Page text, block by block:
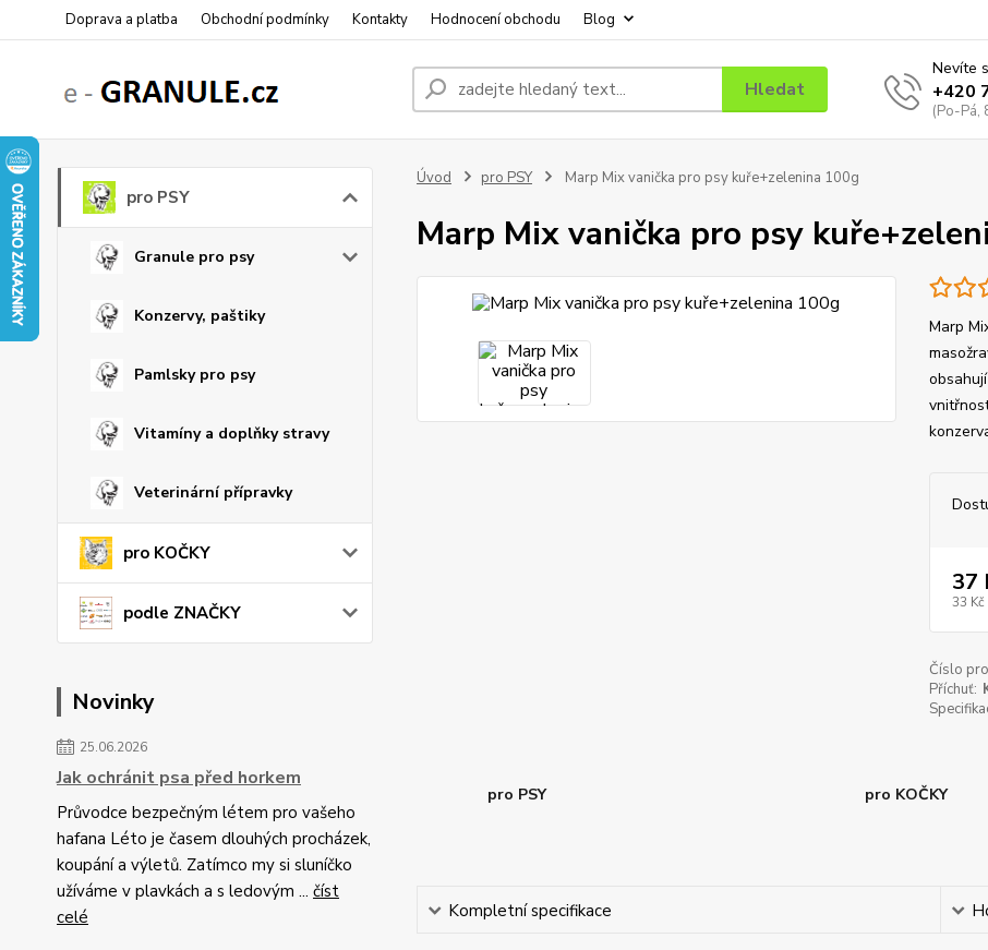
Doprava a platba Obchodní podmínky Kontakty Hodnocení obchodu Blog
Hledat
Nevíte
+420
(Po-Pá,
pro PSY
Granule pro psy
Konzervy, paštiky
Pamlsky pro psy
Vitamíny a doplňky stravy
Veterinární přípravky
pro KOČKY
podle ZNAČKY
Novinky
25.06.2026
Jak ochránit psa před horkem
Průvodce bezpečným létem pro vašeho
hafana Léto je časem dlouhých procházek,
koupání a výletů. Zatímco my si sluníčko
užíváme v plavkách a s ledovým ... číst
celé
Úvod pro PSY Marp Mix vanička pro psy kuře+zelenina 100g
Marp Mix vanička pro psy
Marp
37
33 Kč
Číslo
Příchuť:
pro PSY pro KOČKY
Kompletní specifikace